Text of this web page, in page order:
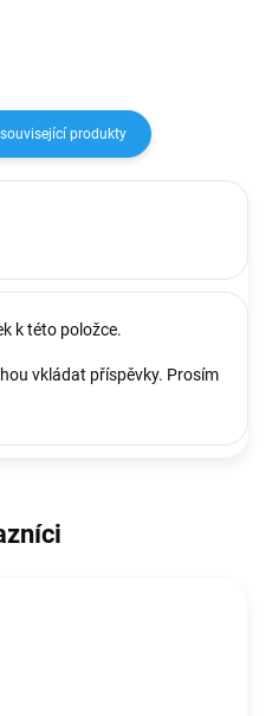
produkty
k této položce.
vkládat příspěvky. Prosím